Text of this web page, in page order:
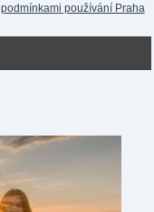
používání Praha